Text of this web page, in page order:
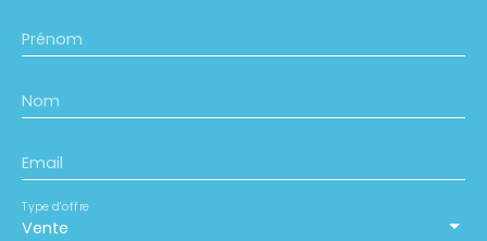
Prénom
Nom
Email
Vente
Type d'offre